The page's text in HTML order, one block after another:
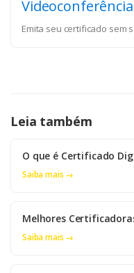
Videoconferência
Emita seu certificado sem
Leia também
O que é Certificado
Saiba mais →
Melhores
Saiba mais →